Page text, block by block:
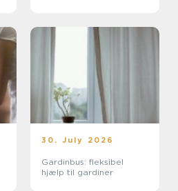
30. July 2026
Gardinbus: fleksibel
hjælp til gardiner